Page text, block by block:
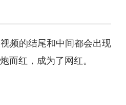
频的结尾和中间都会出现
而红，成为了网红。